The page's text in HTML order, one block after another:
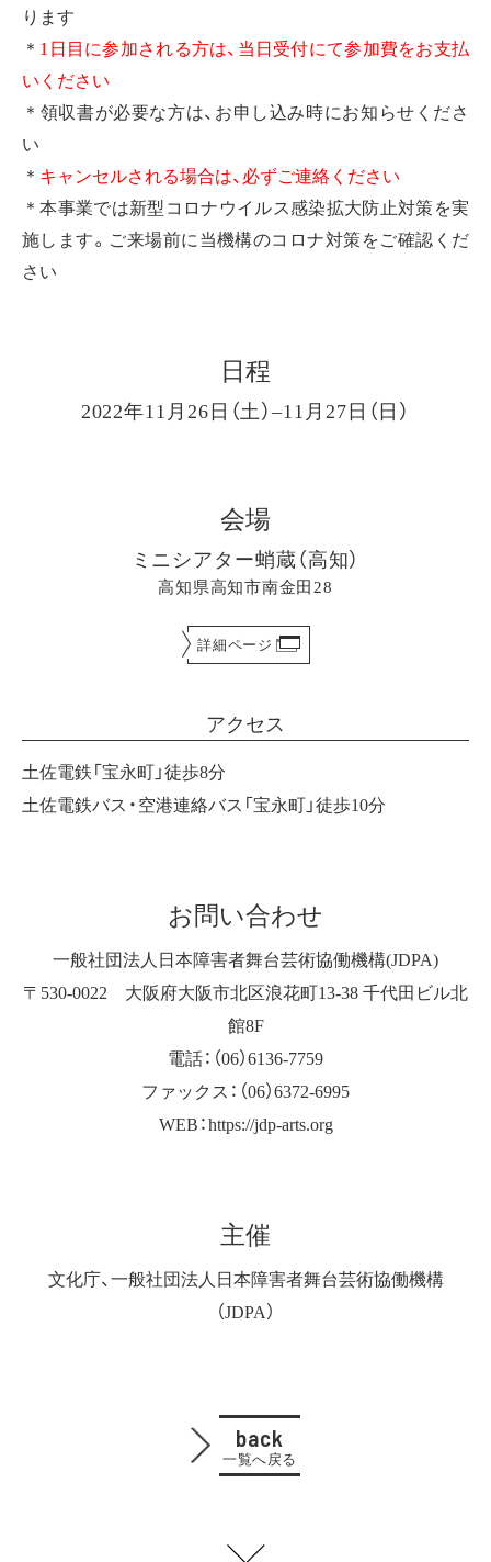
ります
＊ 1日目に参加される方は、当日受付にて参加費をお支払
いください
＊領収書が必要な方は、お申し込み時にお知らせくださ
い
＊ キャンセルされる場合は、必ずご連絡ください
＊本事業では新型コロナウイルス感染拡大防止対策を実
施します。ご来場前に当機構のコロナ対策をご確認くだ
さい
日程
2022年11月26日（土）–11月27日（日）
会場
ミニシアター蛸蔵（高知）
高知県高知市南金田28
詳細ページ
アクセス
土佐電鉄「宝永町」徒歩8分
土佐電鉄バス・空港連絡バス「宝永町」徒歩10分
お問い合わせ
一般社団法人日本障害者舞台芸術協働機構(JDPA)
〒530-0022 大阪府大阪市北区浪花町13-38 千代田ビル北
館8F
電話：（06）6136-7759
ファックス：（06）6372-6995
WEB：https://jdp-arts.org
主催
文化庁、一般社団法人日本障害者舞台芸術協働機構
（JDPA）
back
一覧へ戻る